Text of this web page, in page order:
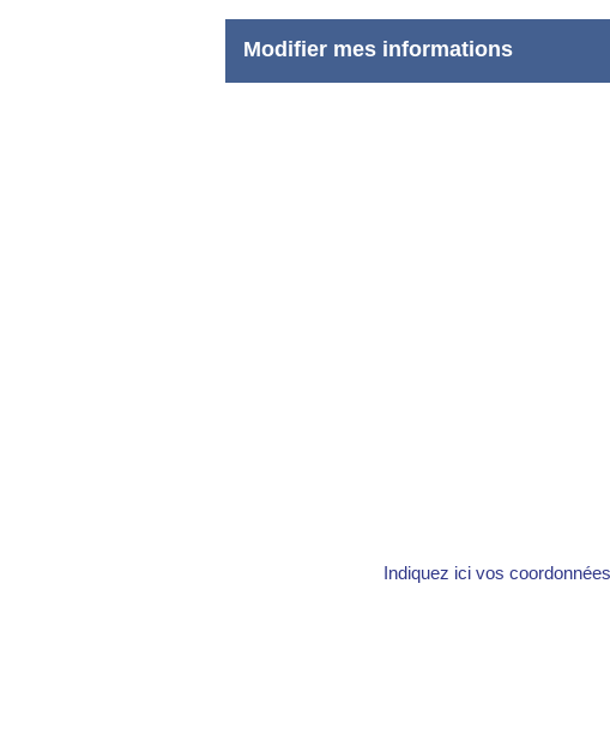
Modifier mes informations
Indiquez ici vos